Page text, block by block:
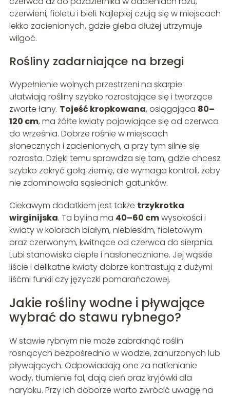
czerwieni, fioletu i bieli. Najlepiej czują się w miejscach
lekko zacienionych, gdzie gleba dłużej utrzymuje
wilgoć.
Rośliny zadarniające na brzegi
Wypełnienie wolnych przestrzeni na skarpie
ułatwiają rośliny szybko rozrastające się i tworzące
zwarte łany. Tojeść kropkowana, osiągająca 80–
120 cm, ma żółte kwiaty pojawiające się od czerwca
do września. Dobrze rośnie w miejscach
słonecznych i zacienionych, a przy tym silnie się
rozrasta. Dzięki temu sprawdza się tam, gdzie chcesz
szybko zakryć gołą ziemię, ale wymaga kontroli, żeby
nie zdominowała sąsiednich gatunków.
Ciekawym dodatkiem jest także trzykrotka
wirginijska. Ta bylina ma 40–60 cmwysokości i
kwiaty w kolorach białym, niebieskim, fioletowym
oraz czerwonym, kwitnące od czerwca do sierpnia.
Lubi stanowiska ciepłe i nasłonecznione. Jej wąskie
liście i delikatne kwiaty dobrze kontrastują z dużymi
liśćmi funkii czy języczki pomarańczowej.
Jakie rośliny wodne i pływające
wybrać do stawu rybnego?
W stawie rybnym nie może zabraknąć roślin
rosnących bezpośrednio w wodzie, zanurzonych lub
pływających. Odpowiadają one za natlenianie
wody, tłumienie fal, dają cień oraz kryjówki dla
narybku. Przy ich doborze warto zwrócić uwagę na